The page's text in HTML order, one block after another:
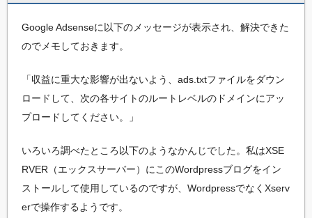
Google Adsenseに以下のメッセージが表示され、解決できた
のでメモしておきます。
「収益に重大な影響が出ないよう、ads.txtファイルをダウン
ロードして、次の各サイトのルートレベルのドメインにアッ
プロードしてください。」
いろいろ調べたところ以下のようなかんじでした。私はXSE
RVER（エックスサーバー）にこのWordpressブログをイン
ストールして使用しているのですが、WordpressでなくXserv
erで操作するようです。